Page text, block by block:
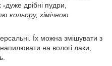
-дуже дрібні пудри,
кольору, хімічною
Їх можна змішувати з
на вологі лаки,